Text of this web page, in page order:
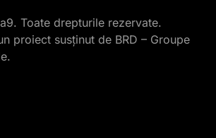
Toate drepturile rezervate.
proiect susținut de BRD – Groupe